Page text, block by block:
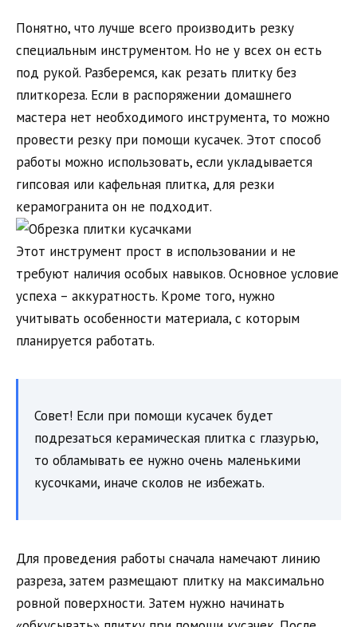
Понятно, что лучше всего производить резку
специальным инструментом. Но не у всех он есть
под рукой. Разберемся, как резать плитку без
плиткореза. Если в распоряжении домашнего
мастера нет необходимого инструмента, то можно
провести резку при помощи кусачек. Этот способ
работы можно использовать, если укладывается
гипсовая или кафельная плитка, для резки
керамогранита он не подходит.
Этот инструмент прост в использовании и не
требуют наличия особых навыков. Основное условие
успеха – аккуратность. Кроме того, нужно
учитывать особенности материала, с которым
планируется работать.
Совет! Если при помощи кусачек будет
подрезаться керамическая плитка с глазурью,
то обламывать ее нужно очень маленькими
кусочками, иначе сколов не избежать.
Для проведения работы сначала намечают линию
разреза, затем размещают плитку на максимально
ровной поверхности. Затем нужно начинать